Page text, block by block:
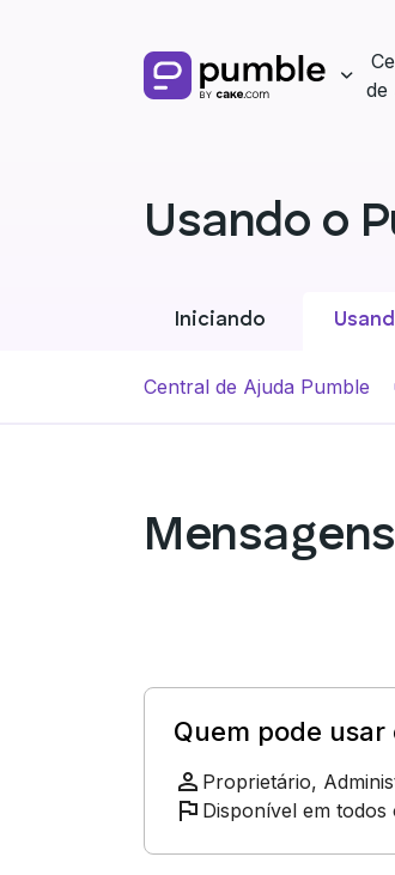
de
Usando o
Iniciando
Central de Ajuda Pumble
Quem pode
Proprietário,
Disponível em todos